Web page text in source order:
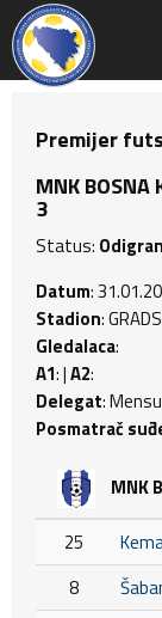
Premijer
MNK BOSNA
3
Status:
Datum:
Stadion:
Gledalaca:
A1: |A2:
Delegat:
Posmatrač
MNK
25
8